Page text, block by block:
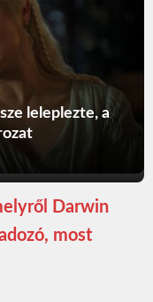
leleplezte, a
Darwin
most